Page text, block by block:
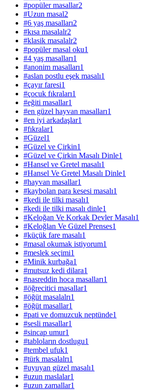
#popüler masallar2
#Uzun masal2
#6 yaş masalları2
#kısa masalalr2
#klasik masalalr2
#popüler masal oku1
#4 yaş masalları1
#anonim masalları1
#aslan postlu eşek masalı1
#çayır faresi1
#çocuk fıkraları1
#eğiti masallar1
#en güzel hayvan masalları1
#en iyi arkadaşlar1
#fıkralar1
#Güzel1
#Güzel ve Çirkin1
#Güzel ve Çirkin Masalı Dinle1
#Hansel ve Gretel masalı1
#Hansel Ve Gretel Masalı Dinle1
#hayvan masallar1
#kaybolan para kesesi masalı1
#kedi ile tilki masalı1
#kedi ile tilki masalı dinle1
#Keloğan Ve Korkak Devler Masalı1
#Keloğlan Ve Güzel Prenses1
#küçük fare masalı1
#masal okumak istiyorum1
#meslek seçimi1
#Minik kurbağa1
#mutsuz kedi dilara1
#nasreddin hoca masalları1
#öğrecitici masallar1
#öğüt masalalrı1
#öğüt masallar1
#pati ve domuzcuk neptünde1
#sesli masallar1
#sincap umur1
#tabloların dostlugu1
#tembel ufuk1
#türk masalalrı1
#uyuyan güzel masalı1
#uzun maslalar1
#uzun zamallar1